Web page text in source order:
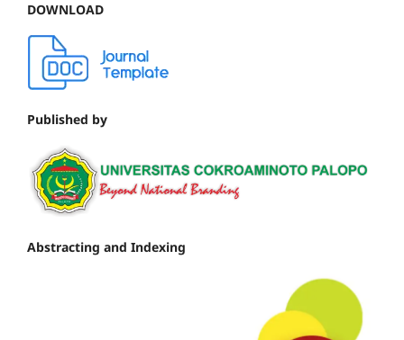
DOWNLOAD
Published by
Abstracting and Indexing